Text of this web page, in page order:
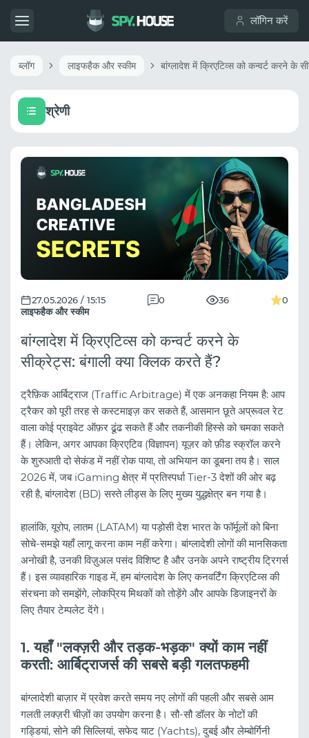
लॉगिन करें
ब्लॉग लाइफहैक और स्कीम
श्रेणी
लाइफहैक और स्कीम
27.05.2026 / 15:15 0 36 0
बांग्लादेश में क्रिएटिव्स को कन्वर्ट करने के
सीक्रेट्स: बंगाली क्या क्लिक करते हैं?
ट्रैफ़िक आर्बिट्राज (Traffic Arbitrage) में एक अनकहा नियम है: आप
ट्रैकर को पूरी तरह से कस्टमाइज़ कर सकते हैं, आसमान छूते अप्रूवल रेट
वाला कोई प्राइवेट ऑफ़र ढूंढ सकते हैं और तकनीकी हिस्से को चमका सकते
हैं। लेकिन, अगर आपका क्रिएटिव (विज्ञापन) यूज़र को फ़ीड स्क्रॉल करने
के शुरुआती दो सेकंड में नहीं रोक पाया, तो अभियान का डूबना तय है। साल
2026 में, जब iGaming क्षेत्र में प्रतिस्पर्धा Tier-3 देशों की ओर बढ़
रही है, बांग्लादेश (BD) सस्ते लीड्स के लिए मुख्य युद्धक्षेत्र बन गया है।
हालांकि, यूरोप, लातम (LATAM) या पड़ोसी देश भारत के फॉर्मूलों को बिना
सोचे-समझे यहाँ लागू करना काम नहीं करेगा। बांग्लादेशी लोगों की मानसिकता
अनोखी है, उनकी विज़ुअल पसंद विशिष्ट है और उनके अपने राष्ट्रीय ट्रिगर्स
हैं। इस व्यावहारिक गाइड में, हम बांग्लादेश के लिए कनवर्टिंग क्रिएटिव्स की
संरचना को समझेंगे, लोकप्रिय मिथकों को तोड़ेंगे और आपके डिजाइनरों के
लिए तैयार टेम्पलेट देंगे।
1. यहाँ "लक्ज़री और तड़क-भड़क" क्यों काम नहीं
करती: आर्बिट्राजर्स की सबसे बड़ी गलतफहमी
बांग्लादेशी बाज़ार में प्रवेश करते समय नए लोगों की पहली और सबसे आम
गलती लक्ज़री चीज़ों का उपयोग करना है। सौ-सौ डॉलर के नोटों की
गड्डियां, सोने की सिल्लियां, सफेद याट (Yachts), दुबई और लेम्बोर्गिनी